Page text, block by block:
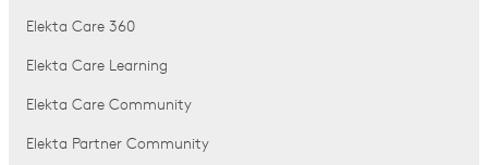
Elekta Care 360
Elekta Care Learning
Elekta Care Community
Elekta Partner Community